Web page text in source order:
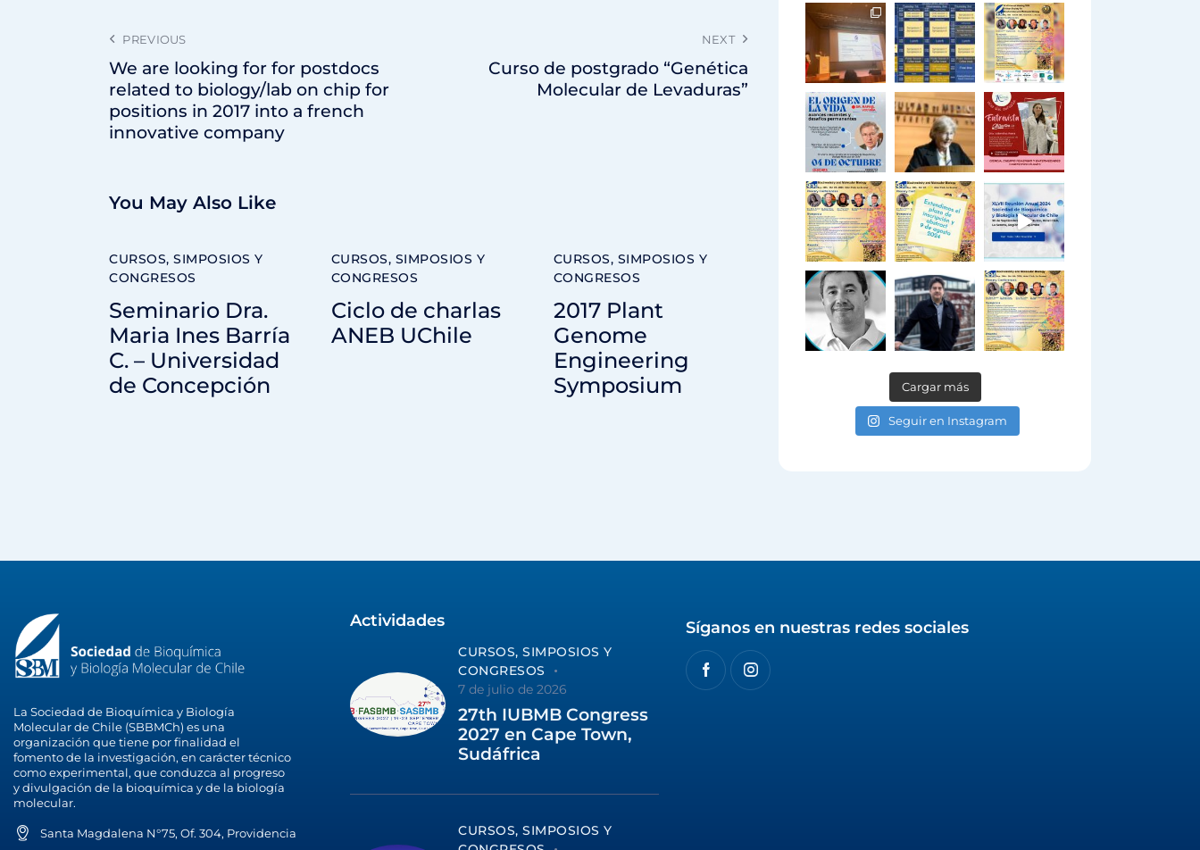
PREVIOUS
We are looking for for postdocs
related to biology/lab on chip for
positions in 2017 into a french
innovative company
NEXT
Curso de postgrado “Genética
Molecular de Levaduras”
You May Also Like
CURSOS, SIMPOSIOS Y
CONGRESOS
Seminario Dra.
Maria Ines Barría
C. – Universidad
de Concepción
CURSOS, SIMPOSIOS Y
CONGRESOS
Ciclo de charlas
ANEB UChile
CURSOS, SIMPOSIOS Y
CONGRESOS
2017 Plant
Genome
Engineering
Symposium
Cargar más
Seguir en Instagram
La Sociedad de Bioquímica y Biología
Molecular de Chile (SBBMCh) es una
organización que tiene por finalidad el
fomento de la investigación, en carácter técnico
como experimental, que conduzca al progreso
y divulgación de la bioquímica y de la biología
molecular.
Santa Magdalena N°75, Of. 304, Providencia
Actividades
CURSOS, SIMPOSIOS Y
CONGRESOS
7 de julio de 2026
27th IUBMB Congress
2027 en Cape Town,
Sudáfrica
CURSOS, SIMPOSIOS Y
Síganos en nuestras redes sociales